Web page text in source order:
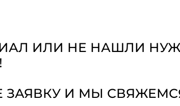
ИЛИ НЕ НАШЛИ
ЗАЯВКУ И МЫ